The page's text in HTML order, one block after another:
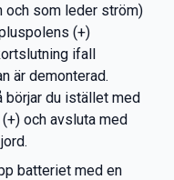
och som leder ström)
(+)
ifall
är demonterad.
börjar du istället med
och avsluta med
batteriet med en